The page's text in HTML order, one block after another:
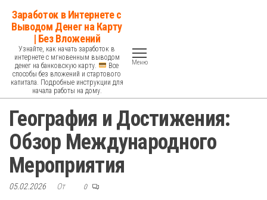
Перейти
содержимому
Заработок в Интернете с
Выводом Денег на Карту
| Без Вложений
Узнайте, как начать заработок в
интернете с мгновенным выводом
денег на банковскую карту.
Все
способы без вложений и стартового
капитала. Подробные инструкции для
начала работы на дому.
Меню
География и Достижения:
Обзор Международного
Мероприятия
05.02.2026 От 0